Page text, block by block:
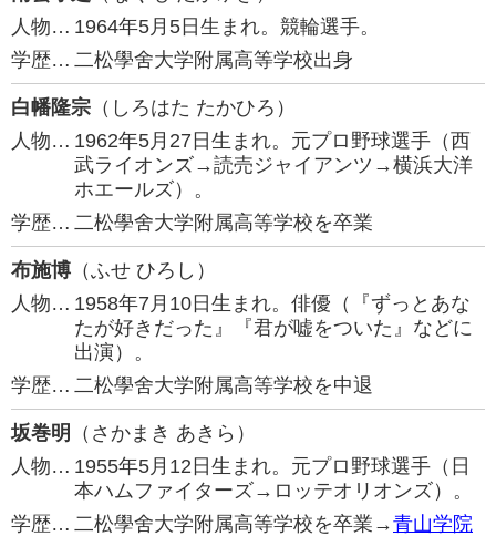
人物… 1964年5月5日生まれ。競輪選手。
学歴… 二松學舍大学附属高等学校出身
白幡隆宗 （しろはた たかひろ）
人物… 1962年5月27日生まれ。元プロ野球選手（西
武ライオンズ→読売ジャイアンツ→横浜大洋
ホエールズ）。
学歴… 二松學舍大学附属高等学校を卒業
布施博 （ふせ ひろし）
人物… 1958年7月10日生まれ。俳優（『ずっとあな
たが好きだった』『君が嘘をついた』などに
出演）。
学歴… 二松學舍大学附属高等学校を中退
坂巻明
（さかまき あきら）
人物… 1955年5月12日生まれ。元プロ野球選手（日
本ハムファイターズ→ロッテオリオンズ）。
学歴… 二松學舍大学附属高等学校を卒業→青山学院